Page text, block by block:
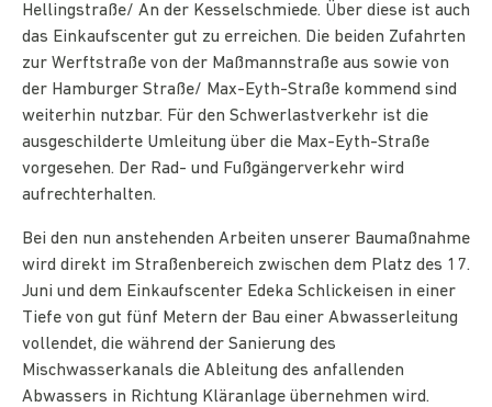
Hellingstraße/ An der Kesselschmiede. Über diese ist auch
das Einkaufscenter gut zu erreichen. Die beiden Zufahrten
zur Werftstraße von der Maßmannstraße aus sowie von
der Hamburger Straße/ Max-Eyth-Straße kommend sind
weiterhin nutzbar. Für den Schwerlastverkehr ist die
ausgeschilderte Umleitung über die Max-Eyth-Straße
vorgesehen. Der Rad- und Fußgängerverkehr wird
aufrechterhalten.
Bei den nun anstehenden Arbeiten unserer Baumaßnahme
wird direkt im Straßenbereich zwischen dem Platz des 17.
Juni und dem Einkaufscenter Edeka Schlickeisen in einer
Tiefe von gut fünf Metern der Bau einer Abwasserleitung
vollendet, die während der Sanierung des
Mischwasserkanals die Ableitung des anfallenden
Abwassers in Richtung Kläranlage übernehmen wird.